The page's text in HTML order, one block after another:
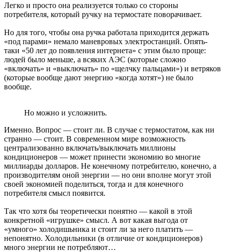
Легко и просто она реализуется только со стороны
потребителя, который ручку на термостате поворачивает.
Но для того, чтобы она ручка работала приходится держать
«под парами» немало маневровых электростанций. Опять-
таки «50 лет до появления интернета» с этим было проще:
людей было меньше, а всяких АЭС (которые сложно
«включать» и «выключать» по «щелчку пальцами») и ветряков
(которые вообще дают энергию «когда хотят») не было
вообще.
Но можно и усложнить.
Именно. Вопрос — стоит ли. В случае с термостатом, как ни
странно — стоит. В современном мире возможность
централизованно включать/выключать миллионы
кондиционеров — может принести экономию во многие
миллиарды долларов. Не конечному потребителю, конечно, а
производителям оной энергии — но они вполне могут этой
своей экономией поделиться, тогда и для конечного
потребителя смысл появится.
Так что хотя бы теоретически понятно — какой в этой
конкретной «игрушке» смысл. А вот какая выгода от
«умного» холодишьника и стоит ли за него платить —
непонятно. Холодильники (в отличие от кондиционеров)
много энергии не потребляют…